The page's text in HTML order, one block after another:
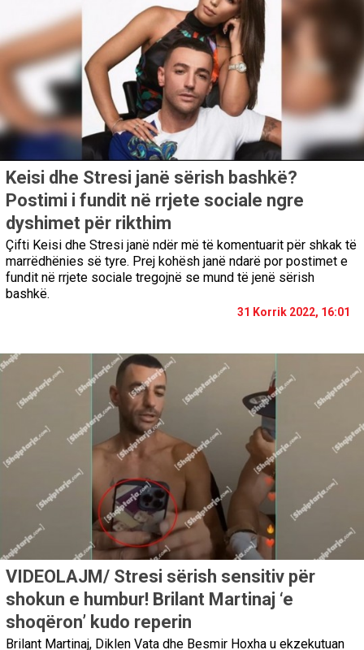
Keisi dhe Stresi janë sërish bashkë?
Postimi i fundit në rrjete sociale ngre
dyshimet për rikthim
Çifti Keisi dhe Stresi janë ndër më të komentuarit për shkak të
marrëdhënies së tyre. Prej kohësh janë ndarë por postimet e
fundit në rrjete sociale tregojnë se mund të jenë sërish
bashkë.
31 Korrik 2022, 16:01
VIDEOLAJM/ Stresi sërish sensitiv për
shokun e humbur! Brilant Martinaj ‘e
shoqëron’ kudo reperin
Brilant Martinaj, Diklen Vata dhe Besmir Hoxha u ekzekutuan